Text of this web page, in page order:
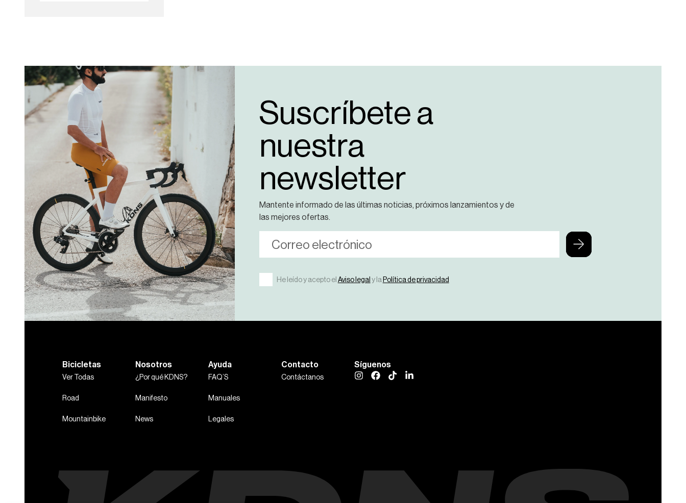
Suscríbete a
nuestra
newsletter
Mantente informado de las últimas noticias, próximos lanzamientos y de
las mejores ofertas.
He leído y acepto elAviso legaly laPolítica de privacidad
Bicicletas
Ver Todas
Road
Mountainbike
Nosotros
¿Por qué KDNS?
Manifesto
News
Ayuda
FAQ’S
Manuales
Legales
Contacto
Contáctanos
Síguenos